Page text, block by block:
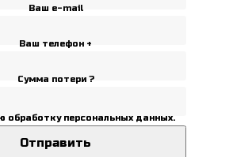
Ваш e-mail
Ваш телефон +
Сумма потери ?
обработку персональных данных.